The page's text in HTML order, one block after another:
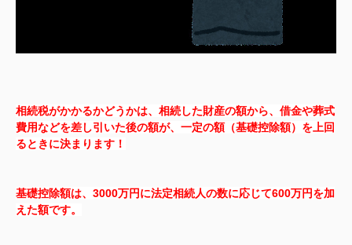
相続税がかかるかどうかは、相続した財産の額から、借金や葬式
費用などを差し引いた後の額が、一定の額（基礎控除額）を上回
るときに決まります！
基礎控除額は、3000万円に法定相続人の数に応じて600万円を加
えた額です。